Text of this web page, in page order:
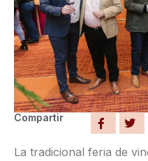
Compartir
La tradicional feria de